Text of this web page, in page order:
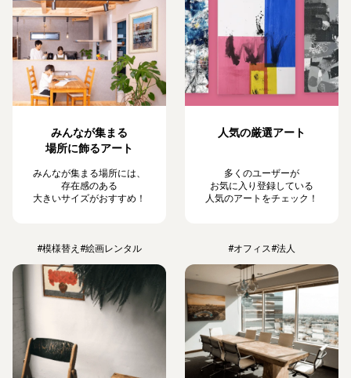
みんなが集まる
場所に飾るアート
みんなが集まる場所には、
存在感のある
大きいサイズがおすすめ！
人気の厳選アート
多くのユーザーが
お気に入り登録している
人気のアートをチェック！
#模様替え #絵画レンタル #オフィス#法人